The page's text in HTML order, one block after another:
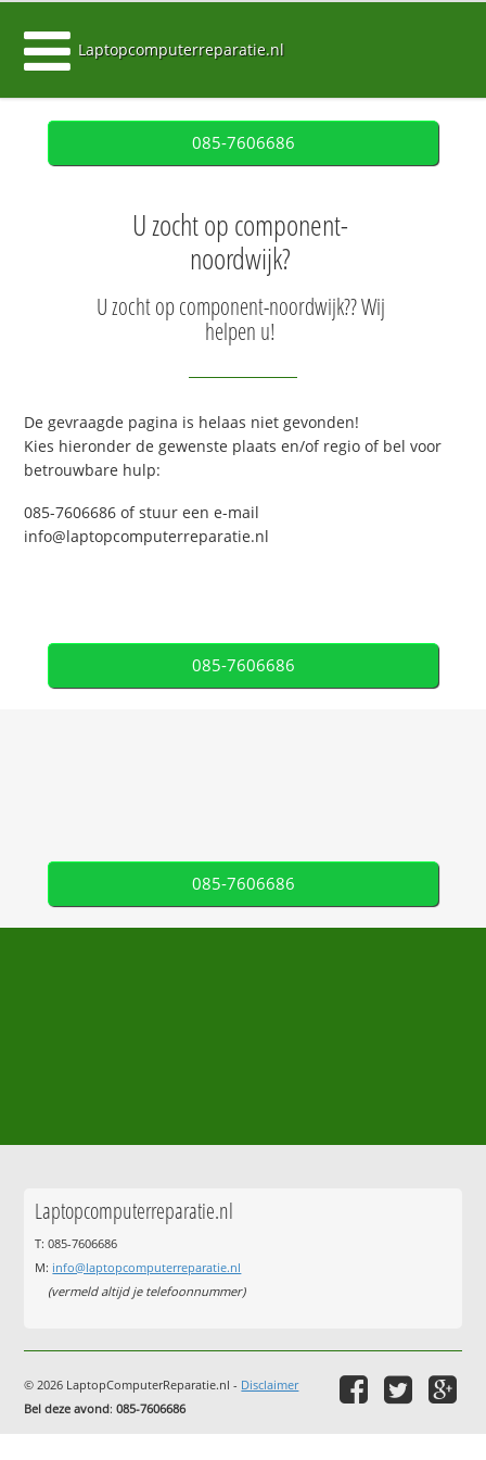
Laptopcomputerreparatie.nl
085-7606686
U zocht op component-
noordwijk?
U zocht op component-noordwijk?? Wij
helpen u!
De gevraagde pagina is helaas niet gevonden!
Kies hieronder de gewenste plaats en/of regio of bel voor
betrouwbare hulp:
085-7606686 of stuur een e-mail
info@laptopcomputerreparatie.nl
085-7606686
085-7606686
Laptopcomputerreparatie.nl
T: 085-7606686
M: info@laptopcomputerreparatie.nl
(vermeld altijd je telefoonnummer)
© 2026 LaptopComputerReparatie.nl - Disclaimer
Bel deze avond:085-7606686